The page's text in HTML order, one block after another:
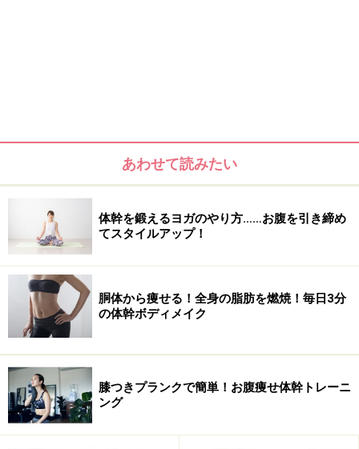
つまり筋肉を鍛えて、内臓の位置を本来あるべき位置に
キープできさえすれば、お腹やせは成功するというこ
と！ そこで注目したいのが腸腰筋です。
腸腰筋とは、大腰筋（脊柱と大腿骨を結ぶ筋肉）と腸骨
筋（大腿骨と骨盤を結ぶ筋肉）を総称した呼び名で、上
半身と下半身をつなげ、骨盤と脊柱の位置を整えるうえ
で大切な筋肉です。この腸腰筋が弱ると、骨盤が後ろへ
傾き腹筋がゆるんで内臓が下がり、体のバランスが崩れ
てしまうもの。反対に腸腰筋を鍛えれば、骨盤を立たせ
内臓の位置を正しく戻せるのです。
あわせて読みたい
体幹を鍛えるヨガのやり方……お腹を引き締め
てスタイルアップ！
胴体から痩せる！全身の脂肪を燃焼！毎日3分
の体幹ボディメイク
膝つきプランクで簡単！お腹痩せ体幹トレーニ
ング